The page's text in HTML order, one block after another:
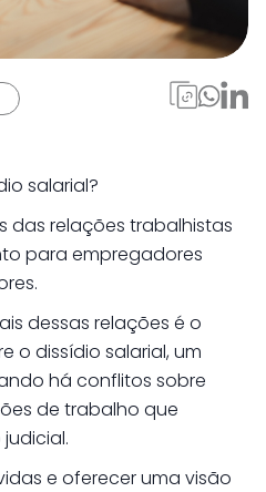
A a Z:
agora!
salarial?
das relações trabalhistas
para empregadores
dessas relações é o
o dissídio salarial, um
há conflitos sobre
de trabalho que
e oferecer uma visão